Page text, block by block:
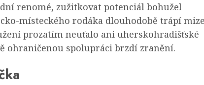
renomé, zužitkovat potenciál bohužel
místeckého rodáka dlouhodobě trápí
prozatím neuťalo ani uherskohradišťské
ohraničenou spolupráci brzdí zranění.